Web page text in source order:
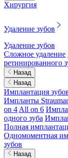
Хирургия
Удаление зубов
Удаление зубов
Сложное удаление
ретинированного
Назад
Назад
Имплантация
Импланты
on 4 All on 6
одного зуба
Полная
Одномоментная
зубов
Назад